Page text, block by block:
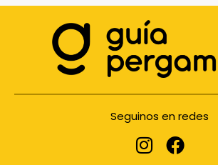
Seguinos en redes